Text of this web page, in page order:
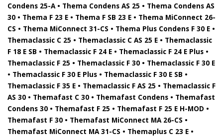
Condens 25-A • Thema Condens AS 25 • Thema Condens AS
30 • Thema F 23 E • Thema F SB 23 E • Thema MiConnect 26-
CS • Thema MiConnect 31-CS • Thema Plus Condens F 30 E •
Themaclassic C 25 • Themaclassic C AS 25 E • Themaclassic
F 18 E SB • Themaclassic F 24 E • Themaclassic F 24 E Plus •
Themaclassic F 25 • Themaclassic F 30 • Themaclassic F 30 E
• Themaclassic F 30 E Plus • Themaclassic F 30 E SB •
Themaclassic F 35 E • Themaclassic F AS 25 • Themaclassic F
AS 30 • Themafast C 30 • Themafast Condens • Themafast
Condens 30 • Themafast F 25 • Themafast F 25 E H-MOD •
Themafast F 30 • Themafast MiConnect MA 26-CS •
Themafast MiConnect MA 31-CS • Themaplus C 23 E •